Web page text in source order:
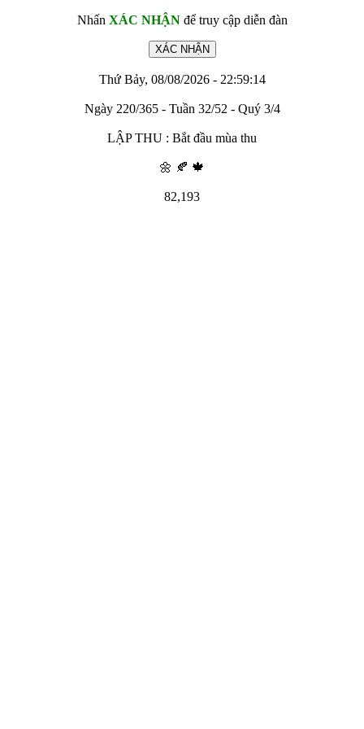
Nhấn XÁC NHẬNđể truy cập diễn đàn
Thứ Bảy, 08/08/2026 - 22:59:14
Ngày 220/365 - Tuần 32/52 - Quý 3/4
LẬP THU : Bắt đầu mùa thu
🌼 🍂 🍁
82,193